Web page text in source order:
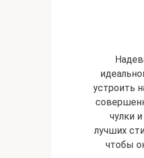
устроить
чулки
лучших
чтобы